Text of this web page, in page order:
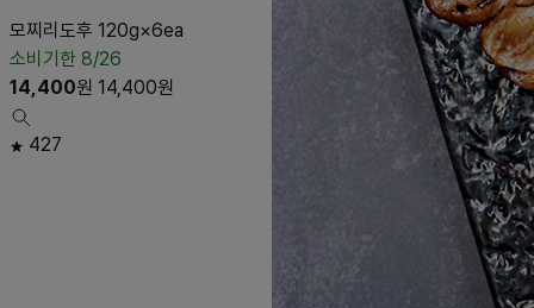
모찌리도후 120g×6ea
소비기한 8/26
14,400원 14,400원
427